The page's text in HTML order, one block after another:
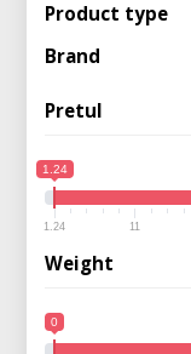
Product type
Brand
Pretul
1.24
1.24 11
Weight
0